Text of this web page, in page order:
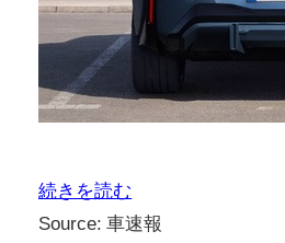
続きを読む
Source: 車速報